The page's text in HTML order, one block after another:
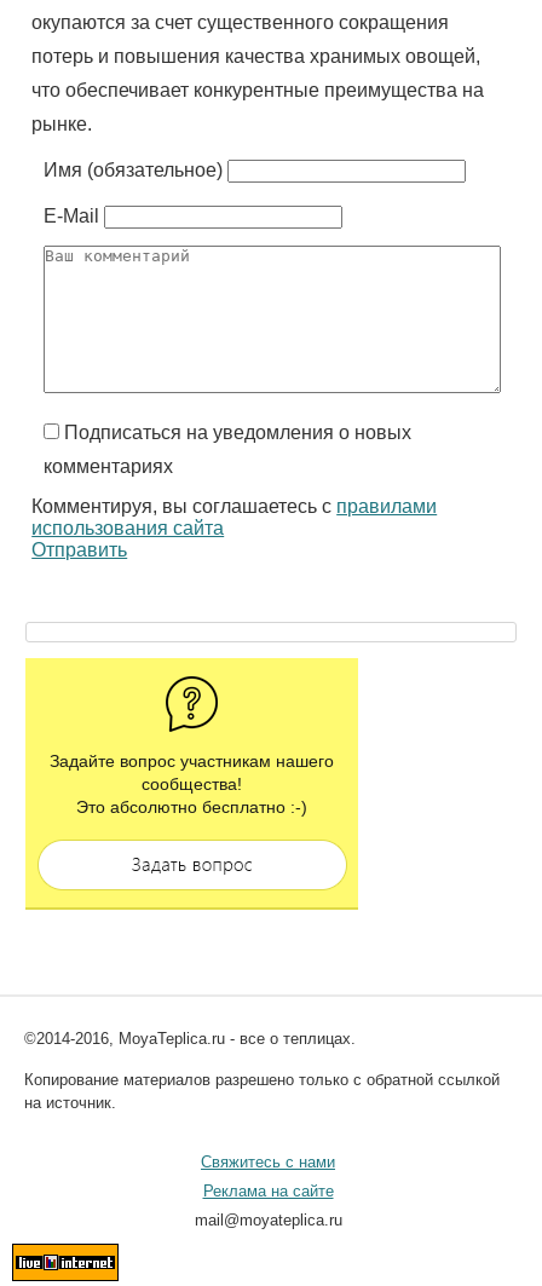
окупаются за счет существенного сокращения
потерь и повышения качества хранимых овощей,
что обеспечивает конкурентные преимущества на
рынке.
Имя (обязательное)
E-Mail
Подписаться на уведомления о новых
комментариях
Комментируя, вы соглашаетесь с правилами
использования сайта
Отправить
Задайте вопрос участникам нашего
сообщества!
Это абсолютно бесплатно :-)
©2014-2016, MoyaTeplica.ru - все о теплицах.
Копирование материалов разрешено только с обратной ссылкой
на источник.
Свяжитесь с нами
Реклама на сайте
mail@moyateplica.ru